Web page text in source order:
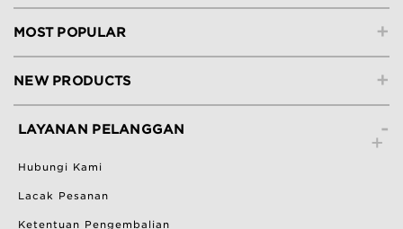
+
MOST POPULAR
+
NEW PRODUCTS
-
LAYANAN PELANGGAN
Hubungi Kami
Lacak Pesanan
Ketentuan Pengembalian